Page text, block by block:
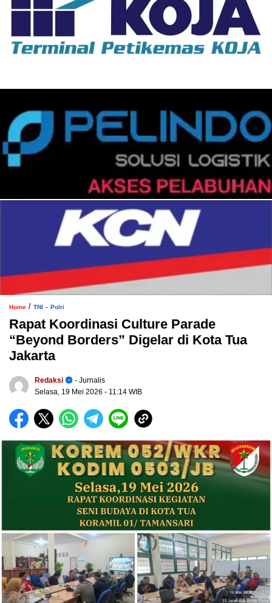
Home / TNI – Polri
Rapat Koordinasi Culture Parade
“Beyond Borders” Digelar di Kota Tua
Jakarta
Redaksi
- Jurnalis
Selasa, 19 Mei 2026 - 11:14 WIB